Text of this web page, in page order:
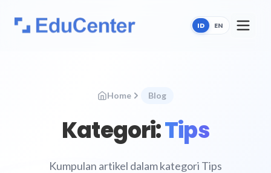
ID EN
Home Blog
Kategori:Tips
Kumpulan artikel dalam kategori Tips